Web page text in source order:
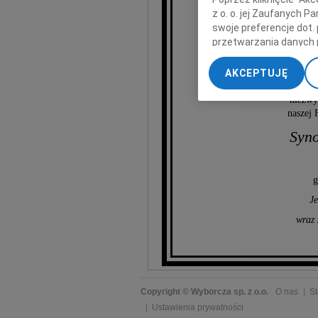
naszej
wraz
Copyright © Wyborcza sp. z o.o. O nas
Ustawienia prywatności
z o. o. jej Zaufanych
swoje preferencje dot.
przetwarzania danych
„Ustawienia
My, nasi Zaufani
dokładnych danych
Przechowywanie
AKCEPTUJĘ